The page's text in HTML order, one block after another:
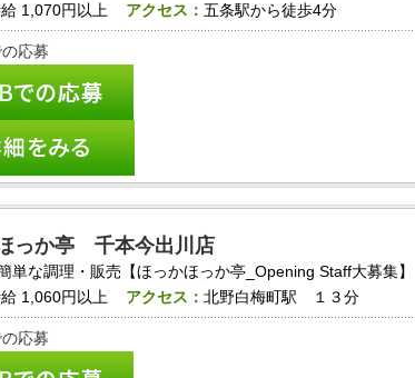
1,070円以上 アクセス：五条駅から徒歩4分
っか亭 千本今出川店
単な調理・販売【ほっかほっか亭_Opening Staff大募集】
1,060円以上 アクセス：北野白梅町駅 １３分